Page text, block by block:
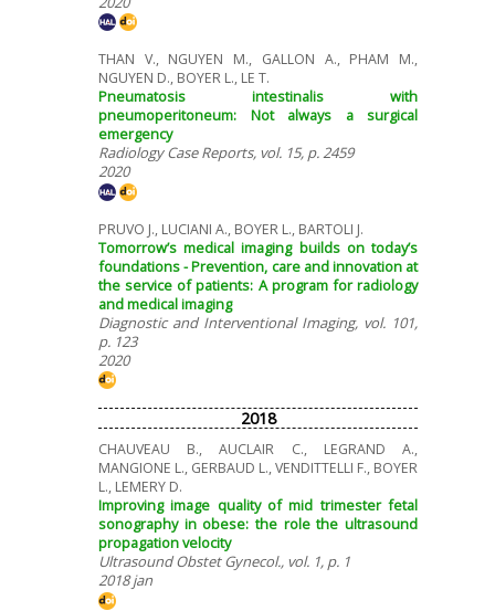
THAN V., NGUYEN M., GALLON A., PHAM M.,
NGUYEN D., BOYER L., LE T.
Pneumatosis intestinalis with
pneumoperitoneum: Not always a surgical
emergency
Radiology Case Reports, vol. 15, p. 2459
2020
PRUVO J., LUCIANI A., BOYER L., BARTOLI J.
Tomorrow’s medical imaging builds on today’s
foundations - Prevention, care and innovation at
the service of patients: A program for radiology
and medical imaging
Diagnostic and Interventional Imaging, vol. 101,
p. 123
2020
2018
CHAUVEAU B., AUCLAIR C., LEGRAND A.,
MANGIONE L., GERBAUD L., VENDITTELLI F., BOYER
L., LEMERY D.
Improving image quality of mid trimester fetal
sonography in obese: the role the ultrasound
propagation velocity
Ultrasound Obstet Gynecol., vol. 1, p. 1
2018 jan